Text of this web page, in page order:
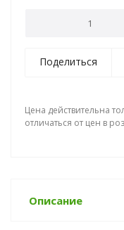
Поделиться
Цена действительна
отличаться от цен в
Описание